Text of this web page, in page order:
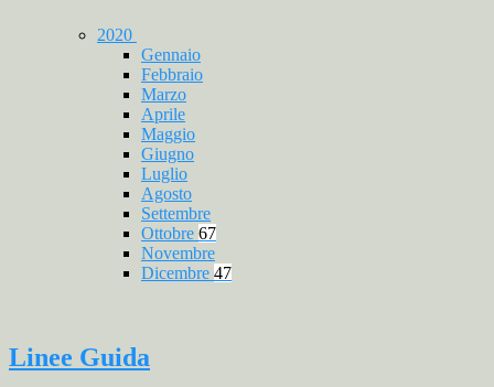
2020
Gennaio
Febbraio
Marzo
Aprile
Maggio
Giugno
Luglio
Agosto
Settembre
Ottobre 67
Novembre
Dicembre 47
Linee Guida